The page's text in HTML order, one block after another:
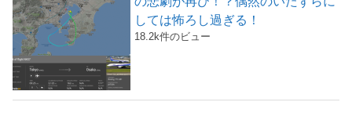
しては怖ろし過ぎる！
18.2k件のビュー